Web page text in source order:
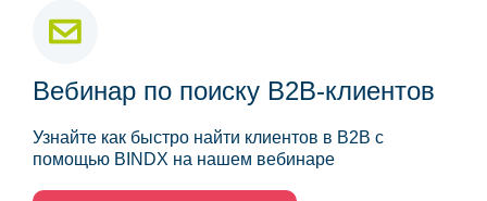
Вебинар по поиску B2B-клиентов
Узнайте как быстро найти клиентов в B2B с
помощью BINDX на нашем вебинаре